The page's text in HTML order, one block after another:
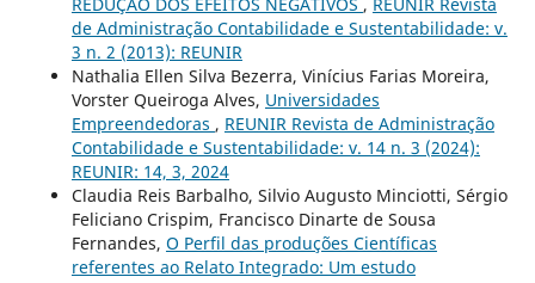
REDUÇÃO DOS EFEITOS NEGATIVOS , REUNIR Revista
de Administração Contabilidade e Sustentabilidade: v.
3 n. 2 (2013): REUNIR
Nathalia Ellen Silva Bezerra, Vinícius Farias Moreira,
Vorster Queiroga Alves, Universidades
Empreendedoras , REUNIR Revista de Administração
Contabilidade e Sustentabilidade: v. 14 n. 3 (2024):
REUNIR: 14, 3, 2024
Claudia Reis Barbalho, Silvio Augusto Minciotti, Sérgio
Feliciano Crispim, Francisco Dinarte de Sousa
Fernandes, O Perfil das produções Científicas
referentes ao Relato Integrado: Um estudo